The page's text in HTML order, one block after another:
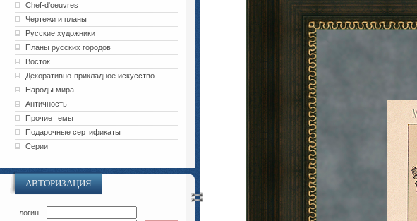
Chef-d'oeuvres
Чертежи и планы
Русские художники
Планы русских городов
Восток
Декоративно-прикладное искусство
Народы мира
Античность
Прочие темы
Подарочные сертификаты
Серии
АВТОРИЗАЦИЯ
логин